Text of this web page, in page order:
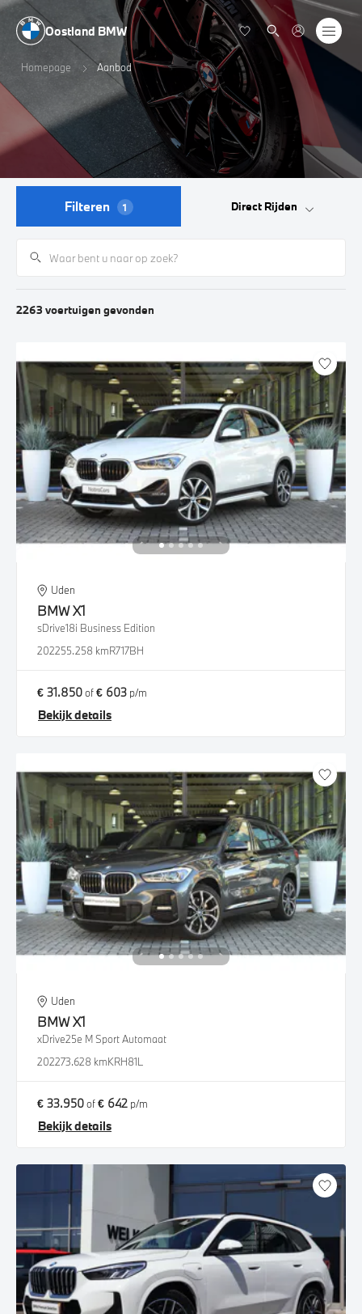
Oostland BMW
Homepage Aanbod
Filteren 1 Direct Rijden
2263 voertuigen gevonden
Uden
BMWX1
sDrive18i Business Edition
202255.258 kmR717BH
€ 31.850of€ 603 p/m
Bekijk details
Uden
BMWX1
xDrive25e M Sport Automaat
202273.628 kmKRH81L
€ 33.950of€ 642 p/m
Bekijk details